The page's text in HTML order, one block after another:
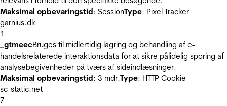
Maksimal opbevaringstid: SessionType: Pixel Tracker
garnius.dk
1
_gtmeecBruges til midlertidig lagring og behandling af e-
handelsrelaterede interaktionsdata for at sikre pålidelig sporing af
analysebegivenheder på tværs af sideindlæsninger.
Maksimal opbevaringstid: 3 mdr.Type: HTTP Cookie
sc-static.net
7